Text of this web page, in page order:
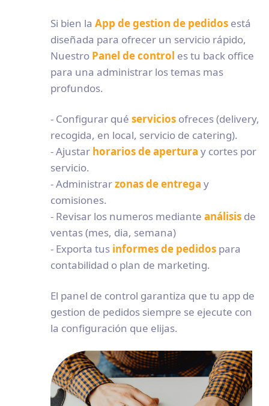
Si bien la App de gestion de pedidos está
diseñada para ofrecer un servicio rápido,
Nuestro Panel de control es tu back office
para una administrar los temas mas
profundos.
- Configurar qué servicios ofreces (delivery,
recogida, en local, servicio de catering).
- Ajustar horarios de apertura y cortes por
servicio.
- Administrarzonas de entrega y
comisiones.
- Revisar los numeros mediante análisis de
ventas (mes, dia, semana)
- Exporta tus informes de pedidos para
contabilidad o plan de marketing.
El panel de control garantiza que tu app de
gestion de pedidos siempre se ejecute con
la configuración que elijas.